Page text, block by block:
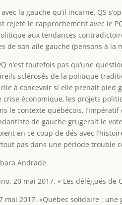
la gauche qu’il incarne, QS
rejeté le rapprochement avec le
aux tendances
de son aile gauche (pensons à la
n’est toutefois pas qu’une
sclérosés de la politique
à concevoir si elle prenait pied
crise économique, les projets
le contexte québécois,
de gauche grugerait le
en ce coup de dés avec
pas dans une période trouble
Andrade
20 mai 2017. « Les délégués
mai 2017. «Québec solidaire :